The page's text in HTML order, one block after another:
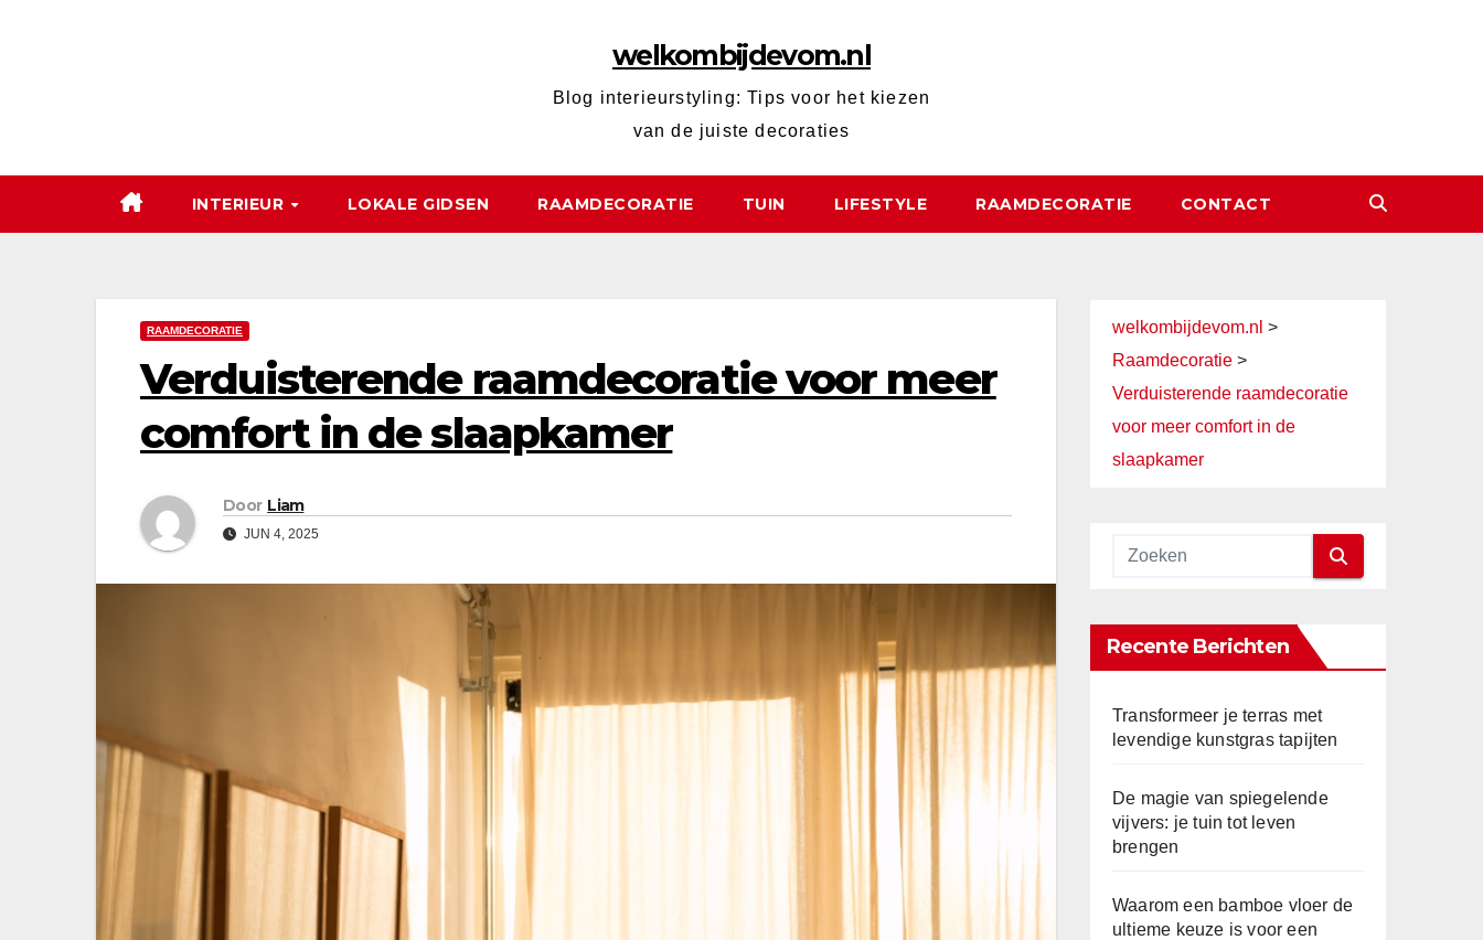
welkombijdevom.nl
Blog interieurstyling: Tips voor het kiezen
van de juiste decoraties
INTERIEUR LOKALE GIDSEN RAAMDECORATIE TUIN LIFESTYLE RAAMDECORATIE CONTACT
RAAMDECORATIE
Verduisterende raamdecoratie voor meer
comfort in de slaapkamer
Door Liam
JUN 4, 2025
welkombijdevom.nl >
Raamdecoratie >
Verduisterende raamdecoratie
voor meer comfort in de
slaapkamer
Recente Berichten
Transformeer je terras met
levendige kunstgras tapijten
De magie van spiegelende
vijvers: je tuin tot leven
brengen
Waarom een bamboe vloer de
ultieme keuze is voor een